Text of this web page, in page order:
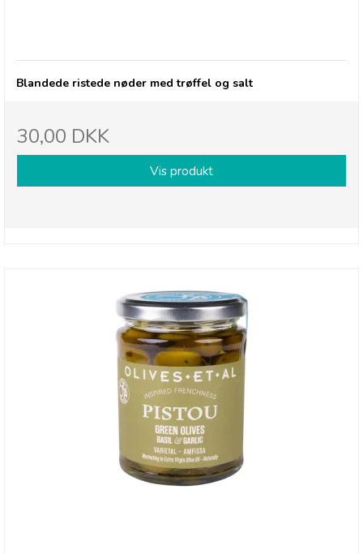
Blandede ristede nøder med trøffel og salt
30,00 DKK
Vis produkt